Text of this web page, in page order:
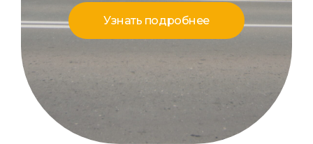
Узнать подробнее